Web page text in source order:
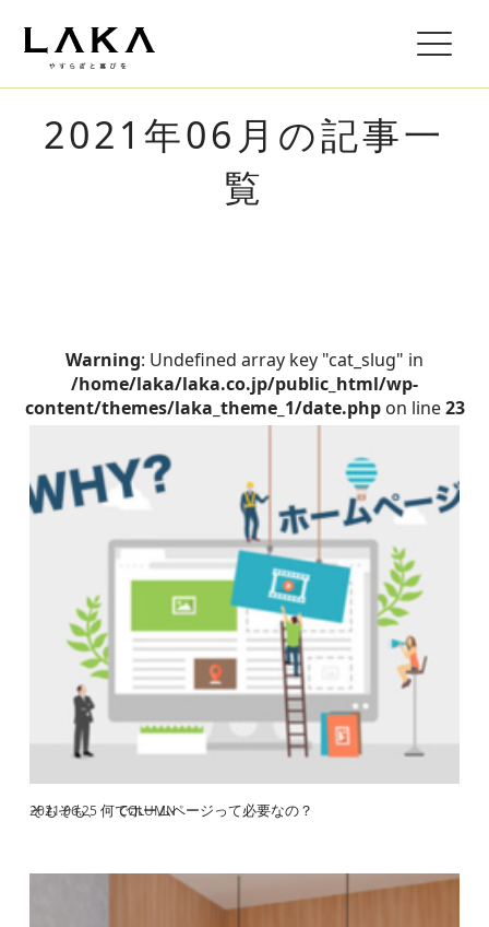
2021年06月の記事一
覧
Warning: Undefined array key "cat_slug" in
/home/laka/laka.co.jp/public_html/wp-
content/themes/laka_theme_1/date.phpon line23
そもそも、何でホームページって必要なの？
2021.06.25 COLUMN